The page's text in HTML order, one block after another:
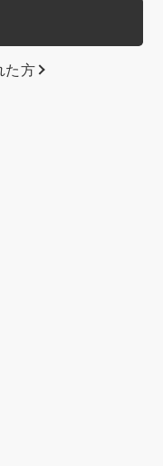
た方